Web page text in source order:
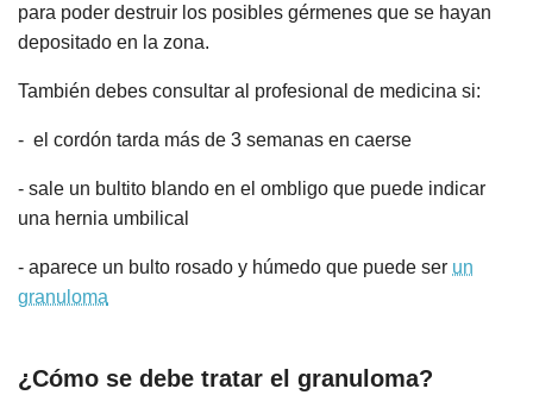
para poder destruir los posibles gérmenes que se hayan
depositado en la zona.
También debes consultar al profesional de medicina si:
- el cordón tarda más de 3 semanas en caerse
- sale un bultito blando en el ombligo que puede indicar
una hernia umbilical
- aparece un bulto rosado y húmedo que puede ser un
granuloma
¿Cómo se debe tratar el granuloma?